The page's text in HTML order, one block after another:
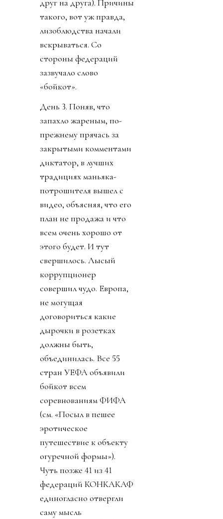
друг на друга). Причины
такого, вот уж правда,
лизоблюдства начали
вскрываться. Со
стороны федераций
зазвучало слово
«бойкот».
День 3. Поняв, что
запахло жареным, по-
прежнему прячась за
закрытыми комментами
диктатор, в лучших
традициях маньяка-
потрошителя вышел с
видео, объясняя, что его
план не продажа и что
всем очень хорошо от
этого будет. И тут
свершилось. Лысый
коррупционер
совершил чудо. Европа,
не могущая
договориться какие
дырочки в розетках
должны быть,
объединилась. Все 55
стран УЕФА объявили
бойкот всем
соревнованиям ФИФА
(см. «Посыл в пешее
эротическое
путешествие к объекту
огуречной формы»).
Чуть позже 41 из 41
федераций КОНКАКАФ
единогласно отвергли
саму мысль